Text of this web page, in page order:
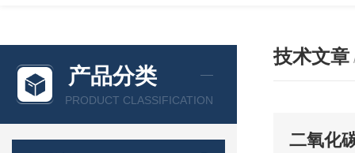
产品分类
PRODUCT CLASSIFICATION
技术文章
二氧化